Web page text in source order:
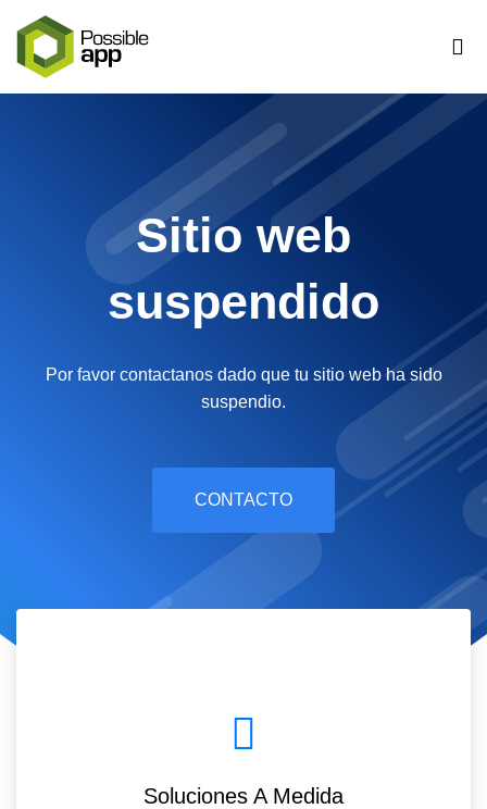
Sitio web
suspendido
Por favor contactanos dado que tu sitio web ha sido
suspendio.
CONTACTO
Soluciones A Medida